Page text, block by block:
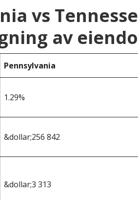
vs
av
Pennsylvania
1.29%
&dollar;256 842
&dollar;3 313